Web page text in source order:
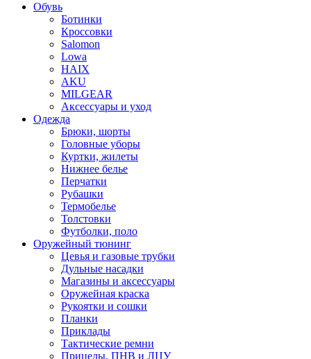
Обувь
Ботинки
Кроссовки
Salomon
Lowa
HAIX
AKU
MILGEAR
Аксессуары и уход
Одежда
Брюки, шорты
Головные уборы
Куртки, жилеты
Нижнее белье
Перчатки
Рубашки
Термобелье
Толстовки
Футболки, поло
Оружейный тюнинг
Цевья и газовые трубки
Дульные насадки
Магазины и аксессуары
Оружейная краска
Рукоятки и сошки
Планки
Приклады
Тактические ремни
Прицелы, ПНВ и ЛЦУ